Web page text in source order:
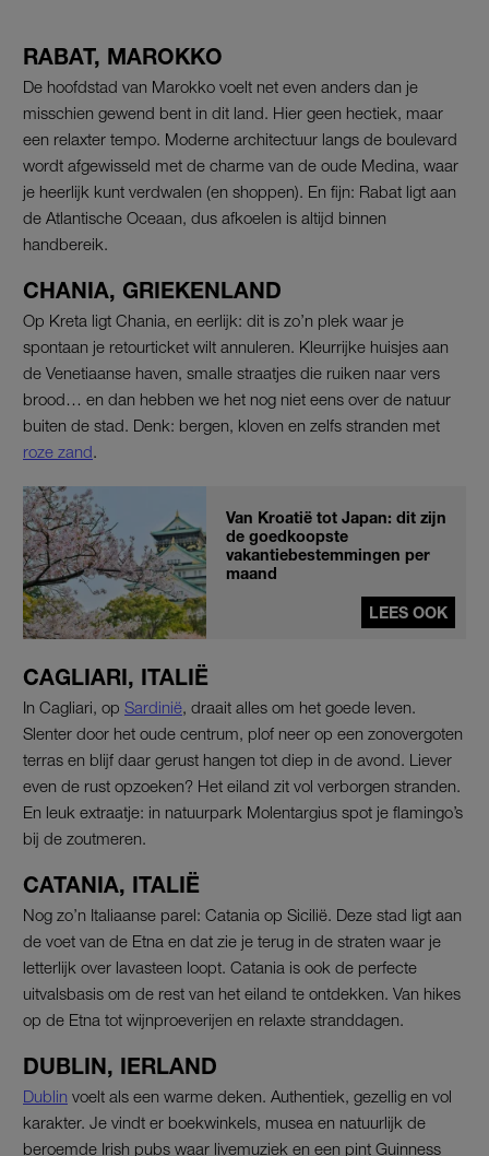
RABAT, MAROKKO
De hoofdstad van Marokko voelt net even anders dan je
misschien gewend bent in dit land. Hier geen hectiek, maar
een relaxter tempo. Moderne architectuur langs de boulevard
wordt afgewisseld met de charme van de oude Medina, waar
je heerlijk kunt verdwalen (en shoppen). En fijn: Rabat ligt aan
de Atlantische Oceaan, dus afkoelen is altijd binnen
handbereik.
CHANIA, GRIEKENLAND
Op Kreta ligt Chania, en eerlijk: dit is zo’n plek waar je
spontaan je retourticket wilt annuleren. Kleurrijke huisjes aan
de Venetiaanse haven, smalle straatjes die ruiken naar vers
brood… en dan hebben we het nog niet eens over de natuur
buiten de stad. Denk: bergen, kloven en zelfs stranden met
roze zand.
Van Kroatië tot Japan: dit zijn
de goedkoopste
vakantiebestemmingen per
maand
LEES OOK
CAGLIARI, ITALIË
In Cagliari, op Sardinië, draait alles om het goede leven.
Slenter door het oude centrum, plof neer op een zonovergoten
terras en blijf daar gerust hangen tot diep in de avond. Liever
even de rust opzoeken? Het eiland zit vol verborgen stranden.
En leuk extraatje: in natuurpark Molentargius spot je flamingo’s
bij de zoutmeren.
CATANIA, ITALIË
Nog zo’n Italiaanse parel: Catania op Sicilië. Deze stad ligt aan
de voet van de Etna en dat zie je terug in de straten waar je
letterlijk over lavasteen loopt. Catania is ook de perfecte
uitvalsbasis om de rest van het eiland te ontdekken. Van hikes
op de Etna tot wijnproeverijen en relaxte stranddagen.
DUBLIN, IERLAND
Dublin voelt als een warme deken. Authentiek, gezellig en vol
karakter. Je vindt er boekwinkels, musea en natuurlijk de
beroemde Irish pubs waar livemuziek en een pint Guinness